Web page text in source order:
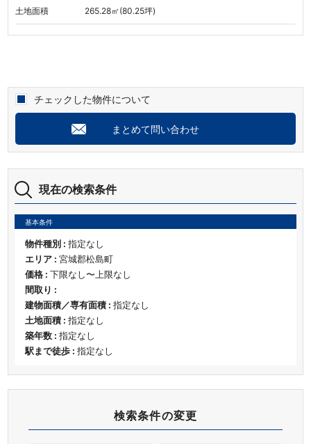
検索条件の変更
現在の検索条件
基本条件
物件種別 : 指定なし
エリア : 宮城郡松島町
価格 : 下限なし〜上限なし
間取り :
建物面積／専有面積 : 指定なし
土地面積 : 指定なし
築年数 : 指定なし
駅まで徒歩 : 指定なし
土地面積 265.28㎡(80.25坪)
チェックした物件について
まとめて問い合わせ